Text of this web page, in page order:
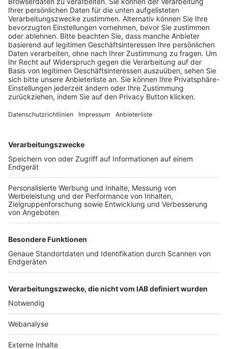
Trainerausbildung
Schulungsangebot Vereinsmitarbeiter
BFV-Geschäftsstellen
Trainerbörse
Login SpielPlus
FOLGE DEM BFV
TOP-VEREINE
TOP-PARTNER
Nutzungsbedingungen Datenschutz Impressum